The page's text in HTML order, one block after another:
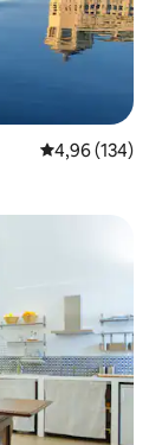
Gemiddelde
4,96 (134)